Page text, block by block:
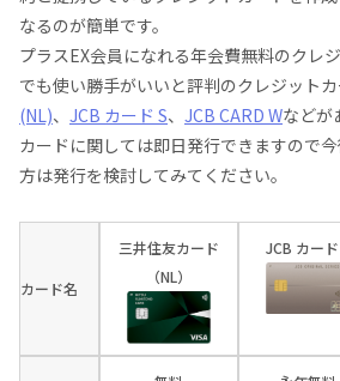
なるのが簡単です。
プラスEX会員になれる年会費無料のクレ
でも使い勝手がいいと評判のクレジット
(NL)、 JCB カード S、 JCB CARD Wなどが
カードに関しては即日発行できますので
方は発行を検討してみてください。
カード名
三井住友カード
（NL）
JCB カード